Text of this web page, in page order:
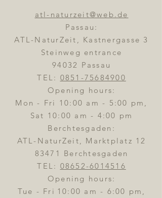
atl-naturzeit@web.de
Passau:
ATL-NaturZeit, Kastnergasse 3
Steinweg entrance
94032 Passau
TEL: 0851-75684900
Opening hours:
Mon - Fri 10:00 am - 5:00 pm,
Sat 10:00 am - 4:00 pm
Berchtesgaden:
ATL-NaturZeit, Marktplatz 12
83471 Berchtesgaden
TEL: 08652-6014516
Opening hours:
Tue - Fri 10:00 am - 6:00 pm,